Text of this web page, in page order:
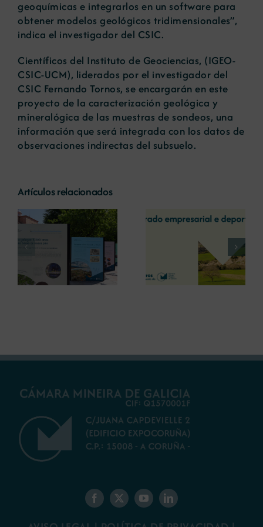
geoquímicas e integrarlos en un software para
obtener modelos geológicos tridimensionales”,
indica el investigador del CSIC.
Científicos del Instituto de Geociencias, (IGEO-
CSIC-UCM), liderados por el investigador del
CSIC Fernando Tornos, se encargarán en este
proyecto de la caracterización geológica y
mineralógica de las muestras de sondeos, una
información que será integrada con los datos de
observaciones indirectas del subsuelo.
Artículos relacionados
La COMG reúne a
dos líderes
empresarias con
motivo de su
Centenario para
debatir sobre el
La OIPE y el
CRETUS
presentan las
últimas
innovaciones en
restauración